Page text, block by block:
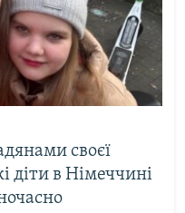
своєї
діти в Німеччині